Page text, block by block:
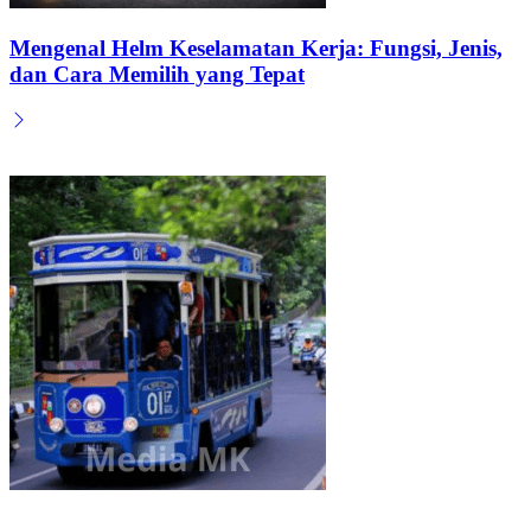
Mengenal Helm Keselamatan Kerja: Fungsi, Jenis,
dan Cara Memilih yang Tepat